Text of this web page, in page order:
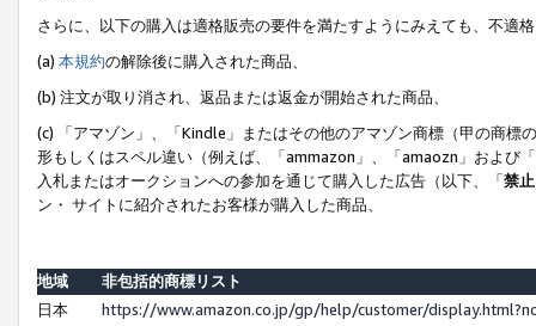
さらに、以下の購入は適格販売の要件を満たすようにみえても、不適
(a) 本規約の解除後に購入された商品、
(b) 注文が取り消され、返品または返金が開始された商品、
(c) 「アマゾン」、「Kindle」またはその他のアマゾン商標（甲の商
形もしくはスペル違い（例えば、「ammazon」、「amaozn」および
入札またはオークションへの参加を通じて購入した広告（以下、「禁
ン・ サイトに紹介されたお客様が購入した商品、
地域
非包括的商標リスト
日本
https://www.amazon.co.jp/gp/help/customer/